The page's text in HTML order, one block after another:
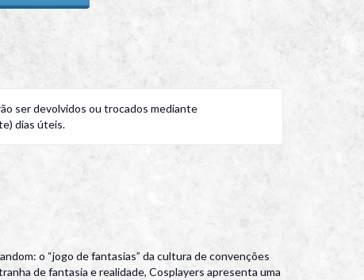
ser devolvidos ou trocados mediante
dias úteis.
o “jogo de fantasias” da cultura de convenções
de fantasia e realidade, Cosplayers apresenta uma